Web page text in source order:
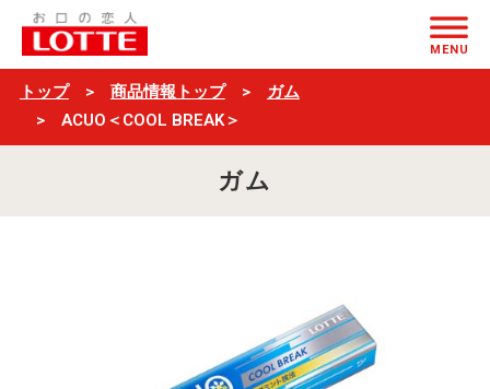
ACUO
＜
COOL
BREAK
＞
MENU
トップ 商品情報トップ
ガム
ACUO＜COOL BREAK＞
ガム